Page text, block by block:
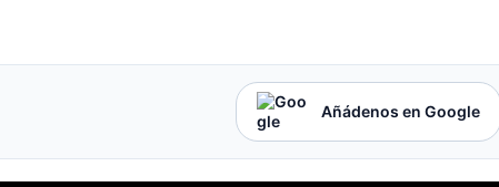
Añádenos en Google